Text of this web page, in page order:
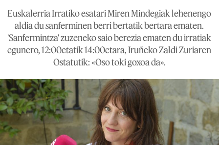
Euskalerria Irratiko esatari Miren Mindegiak lehenengo
aldia du sanferminen berri bertatik bertara ematen.
'Sanfermintza' zuzeneko saio berezia ematen du irratiak
egunero, 12:00etatik 14:00etara, Iruñeko Zaldi Zuriaren
Ostatutik: «Oso toki goxoa da».